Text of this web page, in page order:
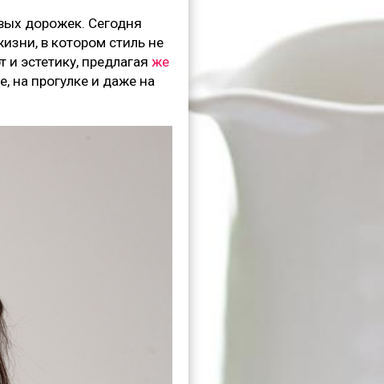
дорожек. Сегодня
в котором стиль не
эстетику, предлагая же
на прогулке и даже на